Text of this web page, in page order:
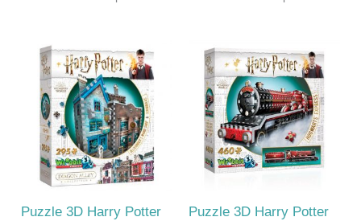
Puzzle 3D Harry Potter
Puzzle 3D Harry Potter